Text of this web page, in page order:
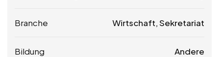
Branche Wirtschaft, Sekretariat
Bildung Andere